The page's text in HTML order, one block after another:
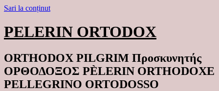
Sari la conținut
PELERIN ORTODOX
ORTHODOX PILGRIM Προσκυνητής
ΟΡΘΟΔΟΞΟΣ PÈLERIN ORTHODOXE
PELLEGRINO ORTODOSSO